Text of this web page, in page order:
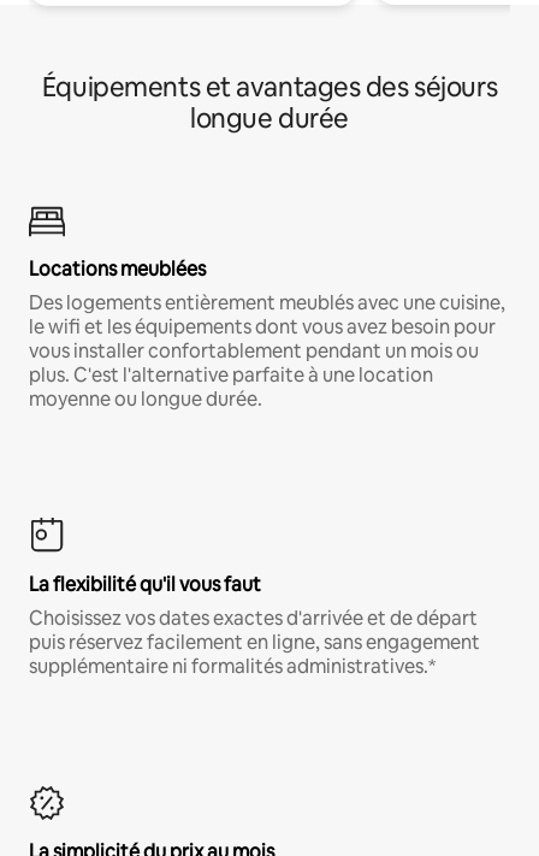
Équipements et avantages des séjours
longue durée
Locations meublées
Des logements entièrement meublés avec une cuisine,
le wifi et les équipements dont vous avez besoin pour
vous installer confortablement pendant un mois ou
plus. C'est l'alternative parfaite à une location
moyenne ou longue durée.
La flexibilité qu'il vous faut
Choisissez vos dates exactes d'arrivée et de départ
puis réservez facilement en ligne, sans engagement
supplémentaire ni formalités administratives.*